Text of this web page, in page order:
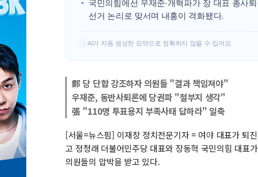
국민의힘에선 우재준·개혁파가 장 대표 총사
선거 논리로 맞서며 내홍이 격화됐다.
! AI가 자동 생성한 요약으로 정확하지 않을 수 있어요.
鄭 당 단합 강조하자 의원들 "결과 책임져야"
우재준, 동반사퇴론에 당권파 "철부지 생각"
張 "110명 투표용지 부족사태 답하라" 일축
[서울=뉴스핌] 이재창 정치전문기자 = 여야 대표가 퇴
고 정청래 더불어민주당 대표와 장동혁 국민의힘 대표
의원들의 압박을 받고 있다.